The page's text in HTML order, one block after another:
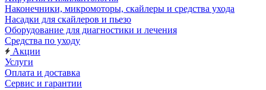
Наконечники, микромоторы, скайлеры и средства ухода
Насадки для скайлеров и пьезо
Оборудование для диагностики и лечения
Средства по уходу
Акции
Услуги
Оплата и доставка
Сервис и гарантии